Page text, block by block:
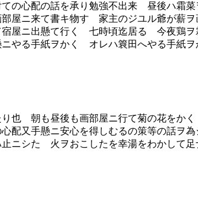
心配の話を承り勉強不出来 昼後ハ霜菜
ニ来て書キ物す 家主のジユル爺が薪
屋ニ出懸て行く 七時頃迄居る 今夜鶏ヲ
やる手紙ヲかく オレハ簔田へやる手紙
朝も昼後も画部屋ニ行て菊の花をかく
配又手懸ニ安心を得しむるの策等の話
ニシた 火ヲおこしたを幸湯をわかして